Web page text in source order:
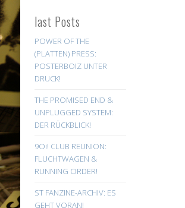
last Posts
POWER OF THE
(PLATTEN) PRESS:
POSTERBOIZ UNTER
DRUCK!
THE PROMISED END &
UNPLUGGED SYSTEM:
DER RÜCKBLICK!
9Oi! CLUB REUNION:
FLUCHTWAGEN &
RUNNING ORDER!
ST FANZINE-ARCHIV: ES
GEHT VORAN!